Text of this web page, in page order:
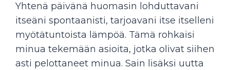
Yhtenä päivänä huomasin lohduttavani
itseäni spontaanisti, tarjoavani itse itselleni
myötätuntoista lämpöä. Tämä rohkaisi
minua tekemään asioita, jotka olivat siihen
asti pelottaneet minua. Sain lisäksi uutta